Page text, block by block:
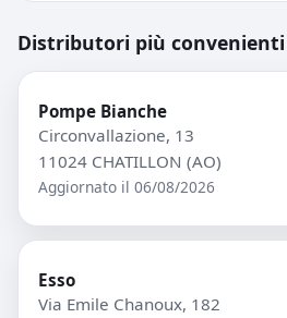
Distributori più convenienti
Pompe Bianche
Circonvallazione, 13
11024 CHATILLON (AO)
Aggiornato il 06/08/2026
Esso
Via Emile Chanoux, 182